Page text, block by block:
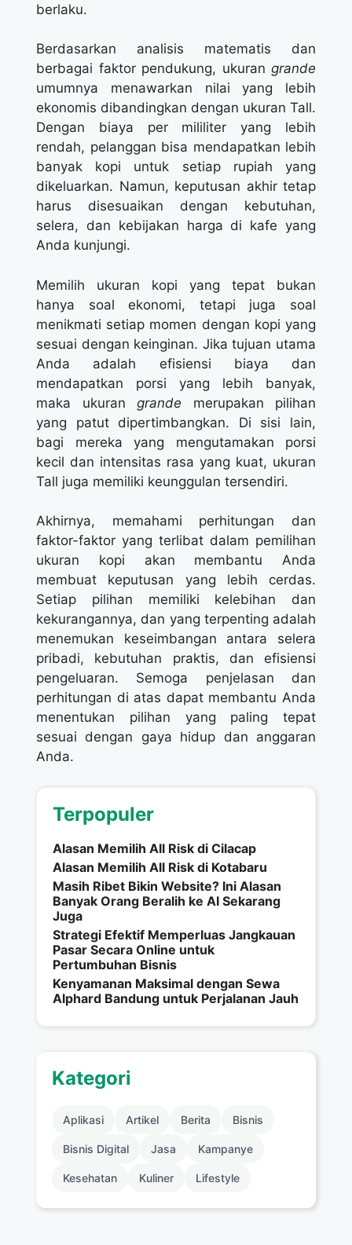
berlaku.
Berdasarkan analisis matematis dan
berbagai faktor pendukung, ukuran grande
umumnya menawarkan nilai yang lebih
ekonomis dibandingkan dengan ukuran Tall.
Dengan biaya per mililiter yang lebih
rendah, pelanggan bisa mendapatkan lebih
banyak kopi untuk setiap rupiah yang
dikeluarkan. Namun, keputusan akhir tetap
harus disesuaikan dengan kebutuhan,
selera, dan kebijakan harga di kafe yang
Anda kunjungi.
Memilih ukuran kopi yang tepat bukan
hanya soal ekonomi, tetapi juga soal
menikmati setiap momen dengan kopi yang
sesuai dengan keinginan. Jika tujuan utama
Anda adalah efisiensi biaya dan
mendapatkan porsi yang lebih banyak,
maka ukuran grande merupakan pilihan
yang patut dipertimbangkan. Di sisi lain,
bagi mereka yang mengutamakan porsi
kecil dan intensitas rasa yang kuat, ukuran
Tall juga memiliki keunggulan tersendiri.
Akhirnya, memahami perhitungan dan
faktor-faktor yang terlibat dalam pemilihan
ukuran kopi akan membantu Anda
membuat keputusan yang lebih cerdas.
Setiap pilihan memiliki kelebihan dan
kekurangannya, dan yang terpenting adalah
menemukan keseimbangan antara selera
pribadi, kebutuhan praktis, dan efisiensi
pengeluaran. Semoga penjelasan dan
perhitungan di atas dapat membantu Anda
menentukan pilihan yang paling tepat
sesuai dengan gaya hidup dan anggaran
Anda.
Terpopuler
Alasan Memilih All Risk di Cilacap
Alasan Memilih All Risk di Kotabaru
Masih Ribet Bikin Website? Ini Alasan
Banyak Orang Beralih ke AI Sekarang
Juga
Strategi Efektif Memperluas Jangkauan
Pasar Secara Online untuk
Pertumbuhan Bisnis
Kenyamanan Maksimal dengan Sewa
Alphard Bandung untuk Perjalanan Jauh
Kategori
Aplikasi Artikel Berita Bisnis
Bisnis Digital Jasa Kampanye
Kesehatan Kuliner Lifestyle